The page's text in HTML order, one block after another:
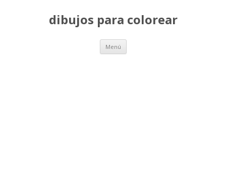
dibujos para colorear
Menú Saltar
contenido